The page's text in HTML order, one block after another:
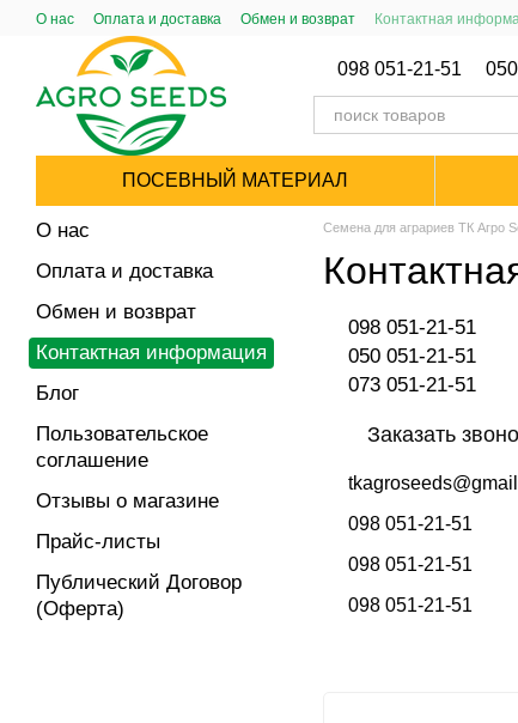
Перейти к основному контенту
О нас Оплата и доставка Обмен и возврат Контактная
Публический Договор (Оферта)
098 051-21-51
ПОСЕВНЫЙ МАТЕРИАЛ
Семена для аграриев ТК Агро
098 051-21-51
050 051-21-51
073 051-21-51
Заказать
098 051-21-51
098 051-21-51
098 051-21-51
О нас
Оплата и доставка
Обмен и возврат
Контактная информация
Блог
Пользовательское
соглашение
Отзывы о магазине
Прайс-листы
Публический Договор
(Оферта)